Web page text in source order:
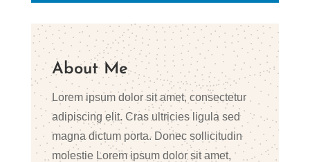
About Me
Lorem ipsum dolor sit amet, consectetur
adipiscing elit. Cras ultricies ligula sed
magna dictum porta. Donec sollicitudin
molestie Lorem ipsum dolor sit amet,